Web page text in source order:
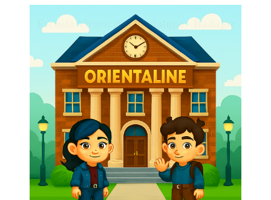
Escuela Virgen de Guadalupe - Badajoz
2025/26
Entramos